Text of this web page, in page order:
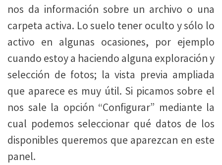
nos da información sobre un archivo o una
carpeta activa. Lo suelo tener oculto y sólo lo
activo en algunas ocasiones, por ejemplo
cuando estoy a haciendo alguna exploración y
selección de fotos; la vista previa ampliada
que aparece es muy útil. Si picamos sobre el
nos sale la opción “Configurar” mediante la
cual podemos seleccionar qué datos de los
disponibles queremos que aparezcan en este
panel.